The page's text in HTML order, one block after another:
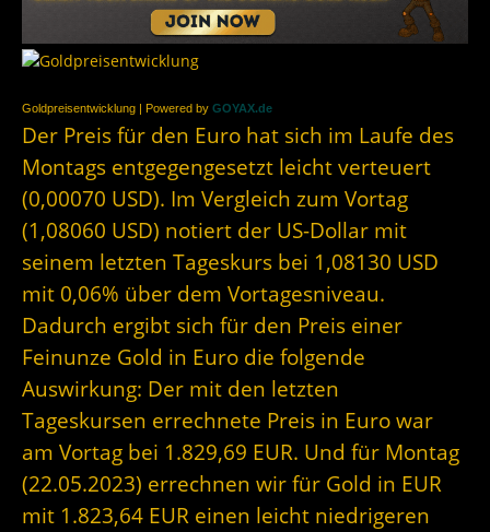
Goldpreisentwicklung | Powered by GOYAX.de
Der Preis für den Euro hat sich im Laufe des
Montags entgegengesetzt leicht verteuert
(0,00070 USD). Im Vergleich zum Vortag
(1,08060 USD) notiert der US-Dollar mit
seinem letzten Tageskurs bei 1,08130 USD
mit 0,06% über dem Vortagesniveau.
Dadurch ergibt sich für den Preis einer
Feinunze Gold in Euro die folgende
Auswirkung: Der mit den letzten
Tageskursen errechnete Preis in Euro war
am Vortag bei 1.829,69 EUR. Und für Montag
(22.05.2023) errechnen wir für Gold in EUR
mit 1.823,64 EUR einen leicht niedrigeren